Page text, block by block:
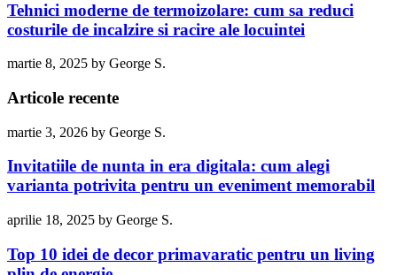
Tehnici moderne de termoizolare: cum sa reduci
costurile de incalzire si racire ale locuintei
martie 8, 2025 by George S.
Articole recente
martie 3, 2026 by George S.
Invitatiile de nunta in era digitala: cum alegi
varianta potrivita pentru un eveniment memorabil
aprilie 18, 2025 by George S.
Top 10 idei de decor primavaratic pentru un living